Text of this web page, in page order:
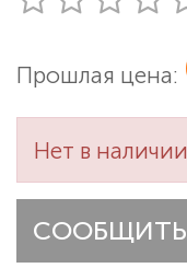
Прошлая цена:
Нет в наличии